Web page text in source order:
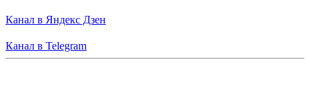
Канал в Яндекс Дзен
Канал в Telegram